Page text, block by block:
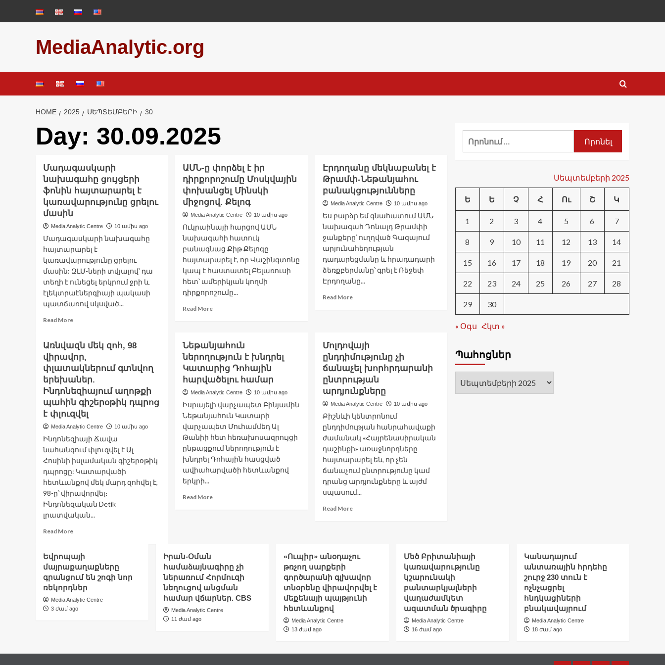
MediaAnalytic.org
HOME 2025 ՍԵՊՏԵՄԲԵՐԻ 30
Day: 30.09.2025
Մադագասկարի
նախագահը ցույցերի
ֆոնին հայտարարել է
կառավարությունը ցրելու
մասին
Media Analytic Centre 10 ամիս ago
Մադագասկարի նախագահը
հայտարարել է
կառավարությունը ցրելու
մասին: ԶԼՄ-ների տվյալով՝ դա
տեղի է ունեցել երկրում ջրի և
էլեկտրաէներգիայի պակասի
պատճառով սկսված...
Read MoreRead
Մադագասկարի
նախագահը
ցույցերի
ֆոնին
հայտարարել
է
կառավարությունը
ցրելու
ԱՄՆ-ը փորձել է իր
դիրքորոշումը Մոսկվային
փոխանցել Մինսկի
միջոցով. Քելոգ
Media Analytic Centre 10 ամիս ago
Ուկրաինայի հարցով ԱՄՆ
նախագահի հատուկ
բանագնաց Քիթ Քելոգը
հայտարարել է, որ Վաշինգտոնը
կապ է հաստատել Բելառուսի
հետ՝ ամերիկյան կողմի
դիրքորոշումը...
Read MoreRead
ը
փորձել
իր
դիրքորոշումը
Մոսկվային
փոխանցել
Մինսկի
միջոցով.
Քելոգ
Էրդողանը մեկնաբանել է
Թրամփ-Նեթանյահու
բանակցությունները
Media Analytic Centre 10 ամիս ago
Ես բարձր եմ գնահատում ԱՄՆ
նախագահ Դոնալդ Թրամփի
ջանքերը՝ ուղղված Գազայում
արյունահեղության
դադարեցմանը և հրադադարի
ձեռքբերմանը՝ գրել է Ռեջեփ
Էրդողանը...
Read MoreRead
է
Թրամփ-
Նեթանյահու
բանակցությունները
Առնվազն մեկ զոհ, 98
վիրավոր,
փլատակներում գտնվող
երեխաներ.
Ինդոնեզիայում աղոթքի
պահին գիշերօթիկ դպրոց
է փլուզվել
Media Analytic Centre 10 ամիս ago
Ինդոնեզիայի Ճավա
նահանգում փլուզվել է Ալ-
Հոսինի իսլամական գիշերօթիկ
դպրոցը: Կատարվածի
հետևանքով մեկ մարդ զոհվել է,
98-ը՝ վիրավորվել։
Ինդոնեզական Detik
լրատվական...
Read MoreRead
Առնվազն
մեկ
զոհ,
98
փլատակներում
պահին
Նեթանյահուն
ներողություն է խնդրել
Կատարից Դոհային
հարվածելու համար
Media Analytic Centre 10 ամիս ago
Իսրայելի վարչապետ Բինյամին
Նեթանյահուն Կատարի
վարչապետ Մուհամմեդ Ալ
Թանիի հետ հեռախոսազրույցի
ընթացքում ներողություն է
խնդրել Դոհային հասցված
ավիահարվածի հետևանքով
երկրի...
Read MoreRead
Դոհային
հարվածելու
համար
Մոլդովայի
ընդդիմությունը չի
ճանաչել խորհրդարանի
ընտրության
արդյունքները
Media Analytic Centre 10 ամիս ago
Քիշնևի կենտրոնում
ընդդիմության հանրահավաքի
ժամանակ «Հայրենասիրական
դաշինքի» առաջնորդները
հայտարարել են, որ չեն
ճանաչում ընտրությունը կամ
դրանց արդյունքները և այժմ
սպասում...
Read MoreRead
չի
խորհրդարանի
ընտրության
արդյունքները
Որոնել՝
Սեպտեմբերի 2025
Ե Ե Չ Հ Ու Շ Կ
1 2 3 4 5 6 7
8 9 10 11 12 13 14
15 16 17 18 19 20 21
22 23 24 25 26 27 28
29 30
« Օգս Հկտ »
Պահոցներ
Պահոցներ
Եվրոպայի
մայրաքաղաքները
գրանցում են շոգի նոր
ռեկորդներ
Media Analytic Centre
3 ժամ ago
Իրան-Օման
համաձայնագիրը չի
ներառում Հորմուզի
նեղուցով անցման
համար վճարներ. CBS
Media Analytic Centre
11 ժամ ago
«Ուպիր» անօդաչու
թռչող սարքերի
գործարանի գլխավոր
տնօրենը վիրավորվել է
մեքենայի պայթյունի
հետևանքով
Media Analytic Centre
13 ժամ ago
Մեծ Բրիտանիայի
կառավարությունը
կշարունակի
բանտարկյալների
վաղաժամկետ
ազատման ծրագիրը
Media Analytic Centre
16 ժամ ago
Կանադայում
անտառային հրդեհը
շուրջ 230 տուն է
ոչնչացրել
հնդկացիների
բնակավայրում
Media Analytic Centre
18 ժամ ago